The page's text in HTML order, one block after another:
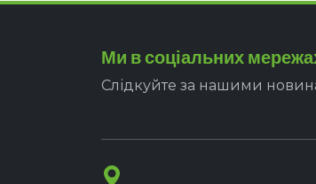
Ми в соціальних
Слідкуйте за нашими